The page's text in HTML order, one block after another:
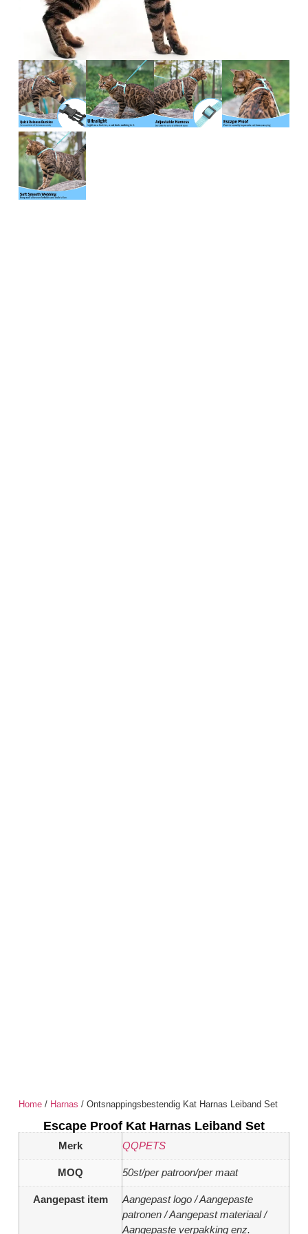
Home/ Harnas / Ontsnappingsbestendig Kat Harnas Leiband Set
Escape Proof Kat Harnas Leiband Set
Merk QQPETS
MOQ 50st/per patroon/per maat
Aangepast item
Aangepast logo / Aangepaste
patronen / Aangepast materiaal /
Aangepaste verpakking enz.